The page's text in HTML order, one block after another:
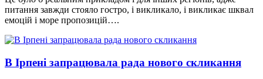
питання завжди стояло гостро, і викликало, і викликає шквал
емоцій і море пропозицій….
В Ірпені запрацювала рада нового скликання